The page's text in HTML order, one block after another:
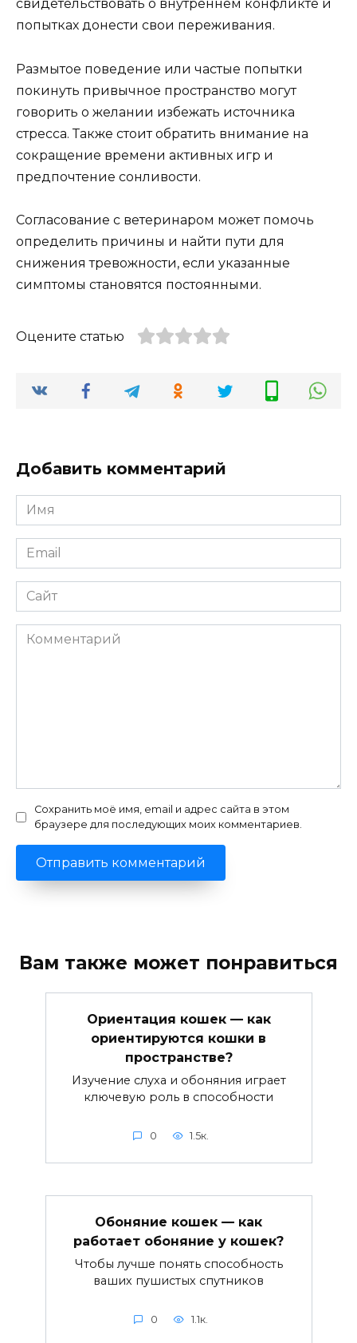
свидетельствовать о внутреннем конфликте и
попытках донести свои переживания.
Размытое поведение или частые попытки
покинуть привычное пространство могут
говорить о желании избежать источника
стресса. Также стоит обратить внимание на
сокращение времени активных игр и
предпочтение сонливости.
Согласование с ветеринаром может помочь
определить причины и найти пути для
снижения тревожности, если указанные
симптомы становятся постоянными.
Оцените статью
Добавить комментарий
Имя
*
Email
*
Сайт
Комментарий
Сохранить моё имя, email и адрес сайта в этом
браузере для последующих моих комментариев.
Вам также может понравиться
Ориентация кошек — как
ориентируются кошки в
пространстве?
Изучение слуха и обоняния играет
ключевую роль в способности
0 1.5к.
Обоняние кошек — как
работает обоняние у кошек?
Чтобы лучше понять способность
ваших пушистых спутников
0 1.1к.